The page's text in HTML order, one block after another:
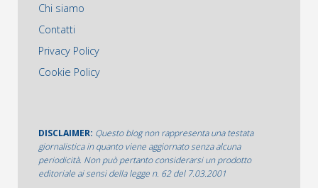
Chi siamo
Contatti
Privacy Policy
Cookie Policy
DISCLAIMER: Questo blog non rappresenta una testata
giornalistica in quanto viene aggiornato senza alcuna
periodicità. Non può pertanto considerarsi un prodotto
editoriale ai sensi della legge n. 62 del 7.03.2001